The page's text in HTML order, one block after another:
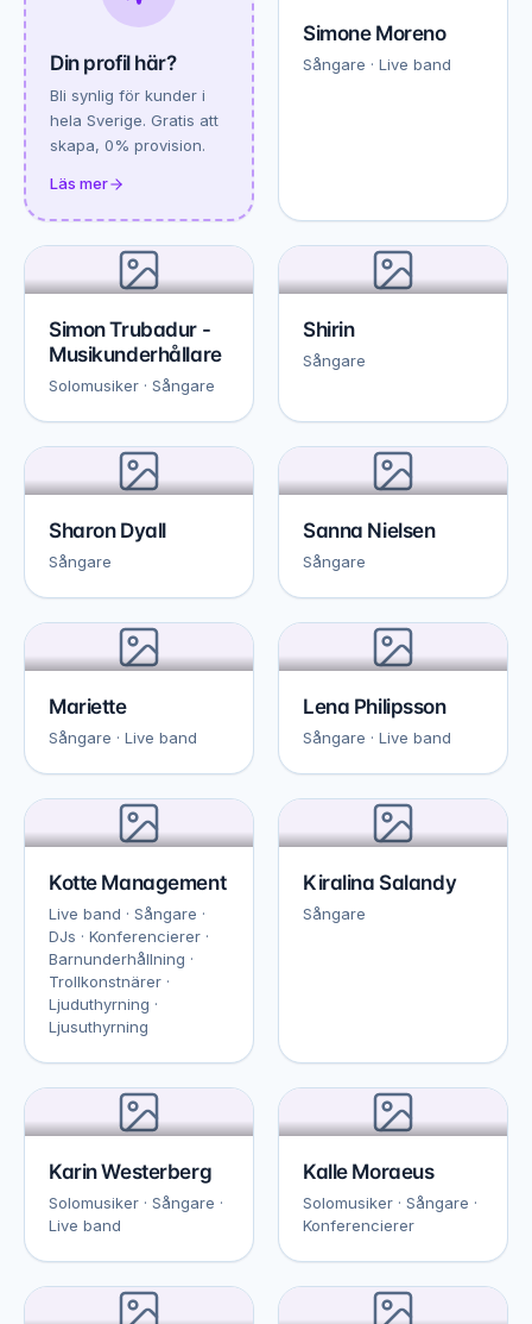
Din profil här?
Bli synlig för kunder i
hela Sverige. Gratis att
skapa, 0% provision.
Läs mer
Simone Moreno
Sångare · Live band
Simon Trubadur -
Musikunderhållare
Solomusiker · Sångare
Shirin
Sångare
Sharon Dyall
Sångare
Sanna Nielsen
Sångare
Mariette
Sångare · Live band
Lena Philipsson
Sångare · Live band
Kotte Management
Live band · Sångare ·
DJs · Konferencierer ·
Barnunderhållning ·
Trollkonstnärer ·
Ljuduthyrning ·
Ljusuthyrning
Kiralina Salandy
Sångare
Karin Westerberg
Solomusiker · Sångare ·
Live band
Kalle Moraeus
Solomusiker · Sångare ·
Konferencierer